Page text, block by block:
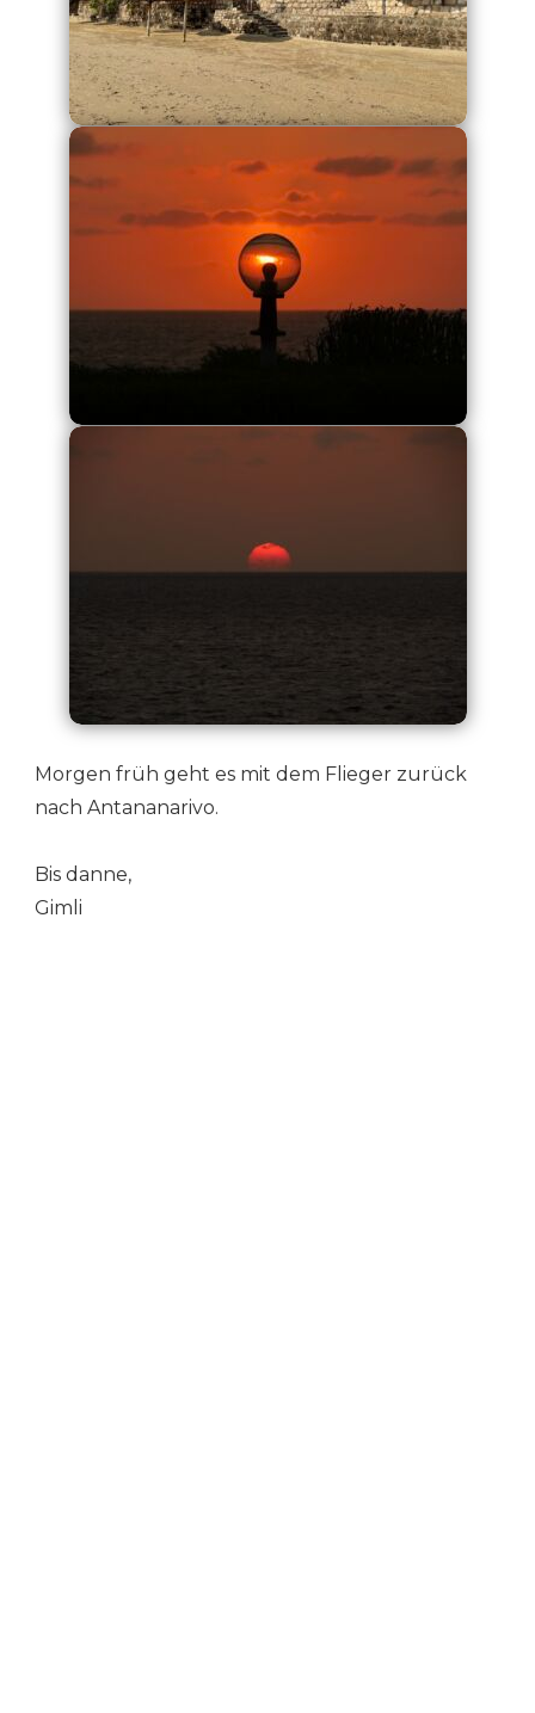
Morgen früh geht es mit dem Flieger zurück
nach Antananarivo.
Bis danne,
Gimli